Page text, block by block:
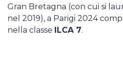
Gran Bretagna (con cui si
nel 2019), a Parigi 2024
nella classe ILCA 7.